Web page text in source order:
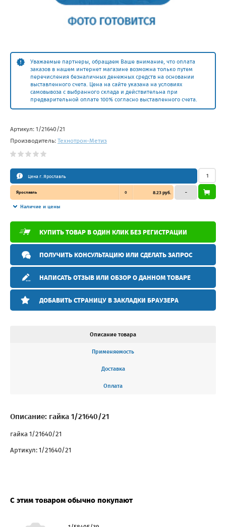
Уважаемые партнеры, обращаем Ваше внимание, что оплата
заказов в нашем интернет магазине возможна только путем
перечисления безналичных денежных средств на основании
выставленного счета. Цена на сайте указана на условиях
самовывоза с выбранного склада и действительна при
предварительной оплате 100% согласно выставленного счета.
Артикул: 1/21640/21
Производитель: Технотрон-Метиз
Цена г. Ярославль
Ярославль 0 8.23 руб.
Наличие и цены
–
КУПИТЬ ТОВАР В ОДИН КЛИК БЕЗ РЕГИСТРАЦИИ
ПОЛУЧИТЬ КОНСУЛЬТАЦИЮ ИЛИ СДЕЛАТЬ ЗАПРОС
НАПИСАТЬ ОТЗЫВ ИЛИ ОБЗОР О ДАННОМ ТОВАРЕ
ДОБАВИТЬ СТРАНИЦУ В ЗАКЛАДКИ БРАУЗЕРА
Описание товара
Применяемость
Доставка
Оплата
Описание: гайка 1/21640/21
гайка 1/21640/21
Артикул: 1/21640/21
С этим товаром обычно покупают